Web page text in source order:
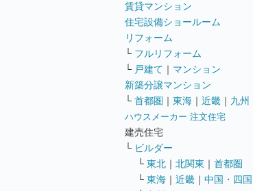
賃貸マンション
住宅設備ショールーム
リフォーム
└ フルリフォーム
└ 戸建て ｜ マンション
新築分譲マンション
└ 首都圏 ｜ 東海 ｜ 近畿 ｜ 九州
ハウスメーカー 注文住宅
建売住宅
└ ビルダー
└ 東北 ｜ 北関東 ｜ 首都圏
└ 東海 ｜ 近畿 ｜ 中国・四国